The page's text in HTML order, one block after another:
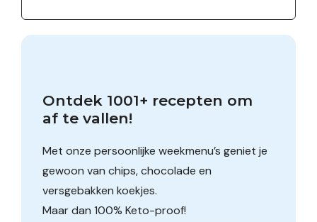
Ontdek 1001+ recepten om
af te vallen!
Met onze persoonlijke weekmenu’s geniet je
gewoon van chips, chocolade en
versgebakken koekjes.
Maar dan 100% Keto-proof!